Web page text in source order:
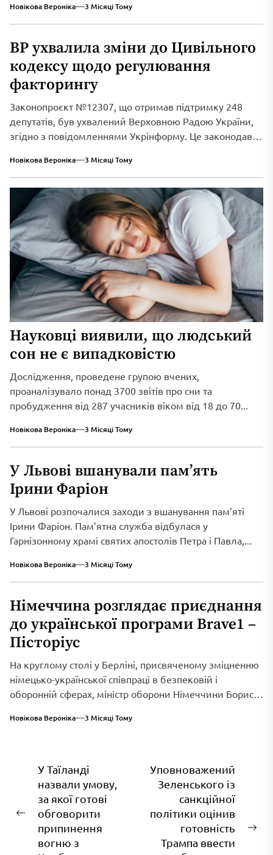
Новікова Вероніка 3 Місяці Тому
ВР ухвалила зміни до Цивільного
кодексу щодо регулювання
факторингу
Законопроєкт №12307, що отримав підтримку 248
депутатів, був ухвалений Верховною Радою України,
згідно з повідомленнями Укрінформу. Це законодавче
Новікова Вероніка 3 Місяці Тому
Науковці виявили, що людський
сон не є випадковістю
Дослідження, проведене групою вчених,
проаналізувало понад 3700 звітів про сни та
пробудження від 287 учасників віком від 18 до 70...
Новікова Вероніка 3 Місяці Тому
У Львові вшанували пам’ять
Ірини Фаріон
У Львові розпочалися заходи з вшанування пам’яті
Ірини Фаріон. Пам’ятна служба відбулася у
Гарнізонному храмі святих апостолів Петра і Павла,...
Новікова Вероніка 3 Місяці Тому
Німеччина розглядає приєднання
до української програми Brave1 –
Пісторіус
На круглому столі у Берліні, присвяченому зміцненню
німецько-української співпраці в безпековій і
оборонній сферах, міністр оборони Німеччини Борис
Новікова Вероніка 3 Місяці Тому
Навігація
записів
Попередній
запис:
У Таїланді
назвали умову,
за якої готові
обговорити
припинення
вогню з
Уповноважений
Зеленського із
санкційної
політики оцінив
готовність
Трампа ввести